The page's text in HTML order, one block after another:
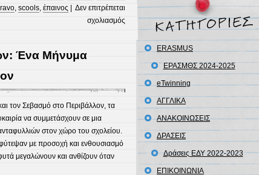
, scools, έπαινος | Δεν επιτρέπεται
σχολιασμόςστο
ΕΠΑΙΝΟΣ
BRAVO
Ένα Μήνυμα
τον Σεβασμό στο Περιβάλλον, τα
να συμμετάσχουν σε μια
στον χώρο του σχολείου.
με προσοχή και ενθουσιασμό
μεγαλώνουν και ανθίζουν όταν
ERASMUS
ΕΡΑΣΜΘΣ 2024-2025
eTwinning
ΑΓΓΛΙΚΑ
ΑΝΑΚΟΙΝΩΣΕΙΣ
ΔΡΑΣΕΙΣ
Δράσεις ΕΔΥ 2022-2023
ΕΠΙΚΟΙΝΩΝΙΑ